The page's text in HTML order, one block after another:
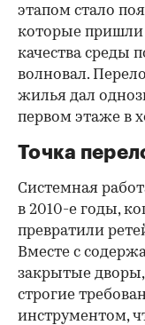
этапом стало
которые пришли
качества среды
волновал.
жилья дал
первом этаже в
Точка
Системная
в 2010-е годы,
превратили
Вместе с
закрытые
строгие
инструментом,